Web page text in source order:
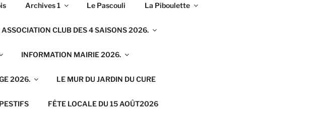
Archives 1 Le Pascouli La Piboulette
ASSOCIATION CLUB DES 4 SAISONS 2026.
INFORMATION MAIRIE 2026.
2026. LE MUR DU JARDIN DU CURE
FÊTE LOCALE DU 15 AOÛT2026